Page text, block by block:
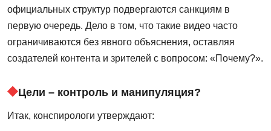
официальных структур подвергаются санкциям в
первую очередь. Дело в том, что такие видео часто
ограничиваются без явного объяснения, оставляя
создателей контента и зрителей с вопросом: «Почему?».
Цели – контроль и манипуляция?
Итак, конспирологи утверждают: